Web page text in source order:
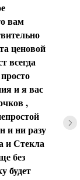
вам
ценовой
всегда
и я вас
,
и ни разу
и Стекла
без
будет